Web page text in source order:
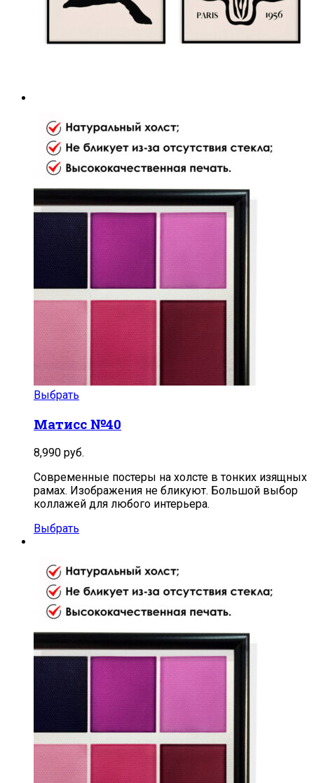
Выбрать
Матисс №40
8,990 руб.
Современные постеры на холсте в тонких изящных
рамах. Изображения не бликуют. Большой выбор
коллажей для любого интерьера.
Выбрать